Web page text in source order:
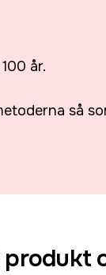
år.
så
produkt